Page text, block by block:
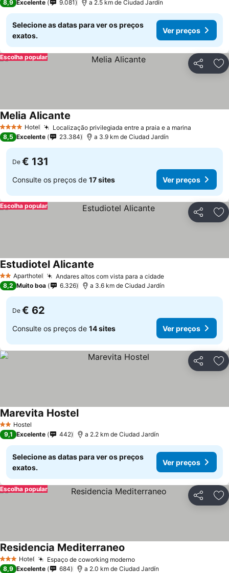
8,9 Excelente 9.081 a 2.5 km de Ciudad Jardín
Selecione as datas para ver os preços
exatos.
Ver preços
Partilhar
Escolha popular
4 EstrelasHotel Localização privilegiada entre a praia e a marina
Melia Alicante
8,5 Excelente 23.384 a 3.9 km de Ciudad Jardín
De € 131
Consulte os preços de 17 sites Ver preços
Partilhar
Escolha popular
2 EstrelasAparthotel Andares altos com vista para a cidade
Estudiotel Alicante
8,2 Muito boa 6.326 a 3.6 km de Ciudad Jardín
De € 62
Consulte os preços de 14 sites Ver preços
Partilhar
2 Estrelas
Hostel
Marevita Hostel
9,1 Excelente 442 a 2.2 km de Ciudad Jardín
Selecione as datas para ver os preços
exatos.
Ver preços
Partilhar
Escolha popular
3 EstrelasHotel Espaço de coworking moderno
Residencia Mediterraneo
8,9 Excelente 684 a 2.0 km de Ciudad Jardín